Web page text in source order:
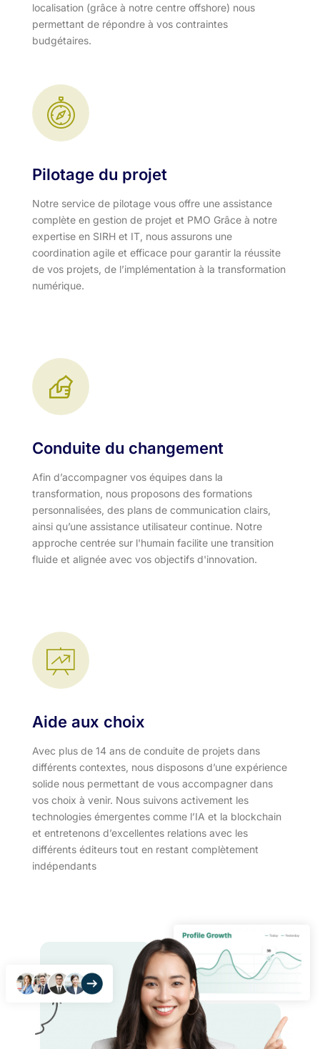
localisation (grâce à notre centre offshore) nous
permettant de répondre à vos contraintes
budgétaires.
Pilotage du projet
Notre service de pilotage vous offre une assistance
complète en gestion de projet et PMO Grâce à notre
expertise en SIRH et IT, nous assurons une
coordination agile et efficace pour garantir la réussite
de vos projets, de l’implémentation à la transformation
numérique.
Conduite du changement
Afin d’accompagner vos équipes dans la
transformation, nous proposons des formations
personnalisées, des plans de communication clairs,
ainsi qu’une assistance utilisateur continue. Notre
approche centrée sur l'humain facilite une transition
fluide et alignée avec vos objectifs d'innovation.​
Aide aux choix
Avec plus de 14 ans de conduite de projets dans
différents contextes, nous disposons d’une expérience
solide nous permettant de vous accompagner dans
vos choix à venir. Nous suivons activement les
technologies émergentes comme l’IA et la blockchain
et entretenons d’excellentes relations avec les
différents éditeurs tout en restant complètement
indépendants